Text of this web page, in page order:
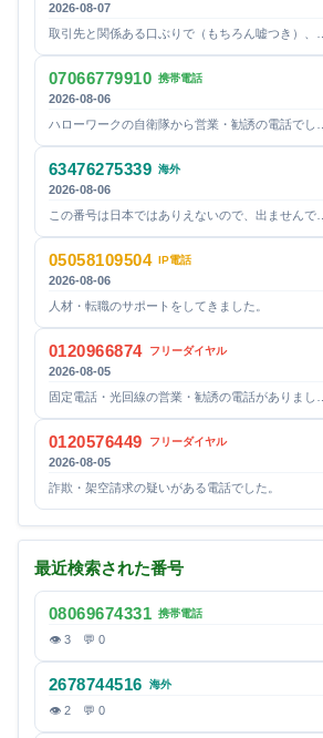
2026-08-07
取引先と関係ある口ぶりで（もちろん嘘つき）、…
07066779910 携帯電話
2026-08-06
ハローワークの自衛隊から営業・勧誘の電話でし…
63476275339 海外
2026-08-06
この番号は日本ではありえないので、出ませんで…
05058109504 IP電話
2026-08-06
人材・転職のサポートをしてきました。
0120966874 フリーダイヤル
2026-08-05
固定電話・光回線の営業・勧誘の電話がありまし…
0120576449 フリーダイヤル
2026-08-05
詐欺・架空請求の疑いがある電話でした。
最近検索された番号
08069674331 携帯電話
👁 3 💬 0
2678744516 海外
👁 2 💬 0